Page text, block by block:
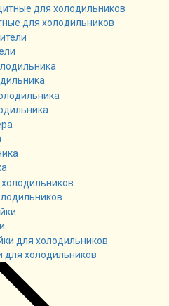
для холодильников
для холодильников